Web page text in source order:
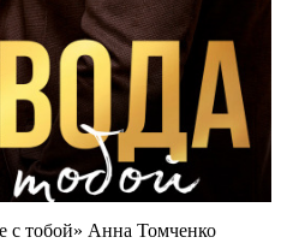
с тобой» Анна Томченко